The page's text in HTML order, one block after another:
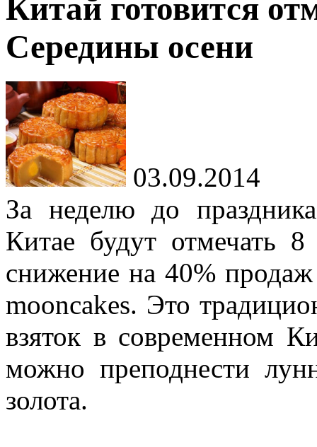
Китай готовится
Середины осени
03.09.2014
За неделю до
Китае будут отмечать
снижение на 40%
mooncakes. Это
взяток в современном
можно преподнести
золота.